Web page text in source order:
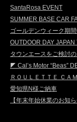
SantaRosa EVENT
SUMMER BASE CAR
ゴールデンウィーク期
OUTDOOR DAY JAPAN
タウンエースをご検討
◤ Cal’s Motor “Beas”
ＲＯＵＬＥＴＴＥ ＣＡ
愛知県N様ご納車
【年末年始休業のお知ら